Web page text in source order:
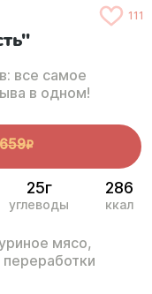
111
все самое
в одном!
659R
25г
углеводы
286
ккал
мясо,